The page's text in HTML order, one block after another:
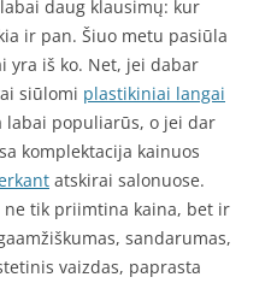
daug klausimų: kur
ir pan. Šiuo metu pasiūla
yra iš ko. Net, jei dabar
siūlomi plastikiniai langai
labai populiarūs, o jei dar
komplektacija kainuos
atskirai salonuose.
ne tik priimtina kaina, bet ir
sandarumas,
vaizdas, paprasta